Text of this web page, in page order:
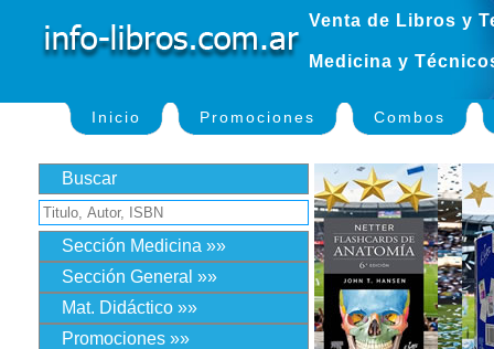
Venta de Libros y
Medicina y
Inicio Promociones Combos
Buscar
Sección Medicina »»
Sección General »»
Mat. Didáctico »»
Promociones »»